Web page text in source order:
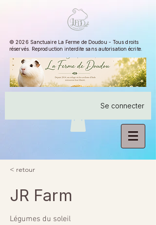
© 2026 Sanctuaire La Ferme de Doudou - Tous droits
réservés. Reproduction interdite sans autorisation écrite.
Se connecter
< retour
JR Farm
Légumes du soleil